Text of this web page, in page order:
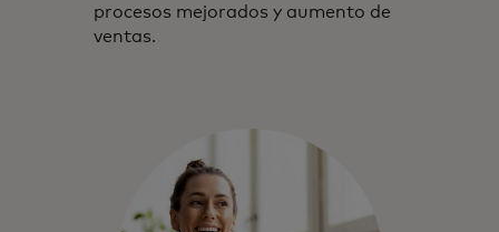
procesos mejorados y aumento de
ventas.